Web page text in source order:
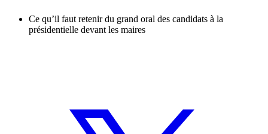
Ce qu’il faut retenir du grand oral des candidats à la
présidentielle devant les maires